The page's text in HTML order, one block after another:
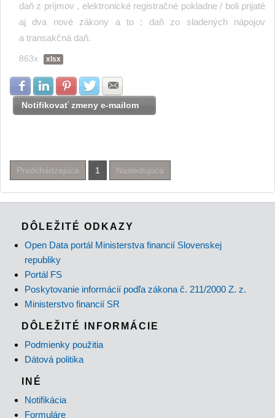
daň z príjmov , elektronické registračné pokladne / boli prijaté
aj dva nové zákony a to : daň zo sladených nápojov
a transakčná daň.
863x xlsx
Zdielať na Facebook
Zdielať na LinkedIn
Zdielať na Pinterest
Zdielať na Twitter
Notifikovať zmeny e-mailom
Predchádzajúca 1 Nasledujúca
DÔLEŽITÉ ODKAZY
Open Data portál Ministerstva financií Slovenskej
republiky
Portál FS
Poskytovanie informácií podľa zákona č. 211/2000 Z. z.
Ministerstvo financií SR
DÔLEŽITÉ INFORMÁCIE
Podmienky použitia
Dátová politika
INÉ
Notifikácia
Formuláre